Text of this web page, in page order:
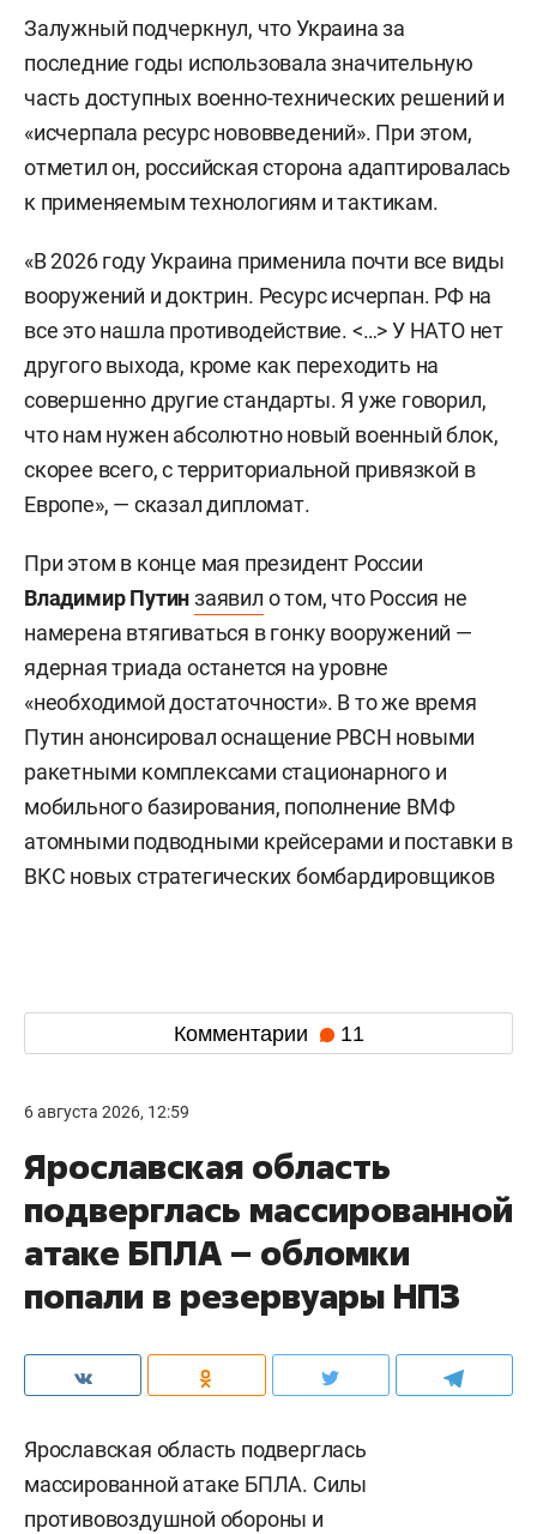
Залужный подчеркнул, что Украина за
последние годы использовала значительную
часть доступных военно-технических решений и
«исчерпала ресурс нововведений». При этом,
отметил он, российская сторона адаптировалась
к применяемым технологиям и тактикам.
«В 2026 году Украина применила почти все виды
вооружений и доктрин. Ресурс исчерпан. РФ на
все это нашла противодействие. <…> У НАТО нет
другого выхода, кроме как переходить на
совершенно другие стандарты. Я уже говорил,
что нам нужен абсолютно новый военный блок,
скорее всего, с территориальной привязкой в
Европе», — сказал дипломат.
При этом в конце мая президент России
Владимир Путинзаявил о том, что Россия не
намерена втягиваться в гонку вооружений —
ядерная триада останется на уровне
«необходимой достаточности». В то же время
Путин анонсировал оснащение РВСН новыми
ракетными комплексами стационарного и
мобильного базирования, пополнение ВМФ
атомными подводными крейсерами и поставки в
ВКС новых стратегических бомбардировщиков
Комментарии 11
6 августа 2026, 12:59
Ярославская область
подверглась массированной
атаке БПЛА – обломки
попали в резервуары НПЗ
Ярославская область подверглась
массированной атаке БПЛА. Силы
противовоздушной обороны и